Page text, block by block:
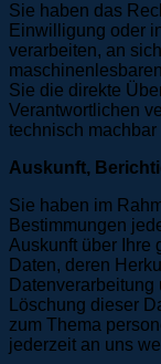
Sie haben das
Einwilligung oder
verarbeiten, an
Sie die direkte
Verantwortlichen
technisch machbar
Auskunft,
Sie haben im
Bestimmungen
Auskunft über Ihre
Daten, deren
Löschung dieser
zum Thema
jederzeit an uns